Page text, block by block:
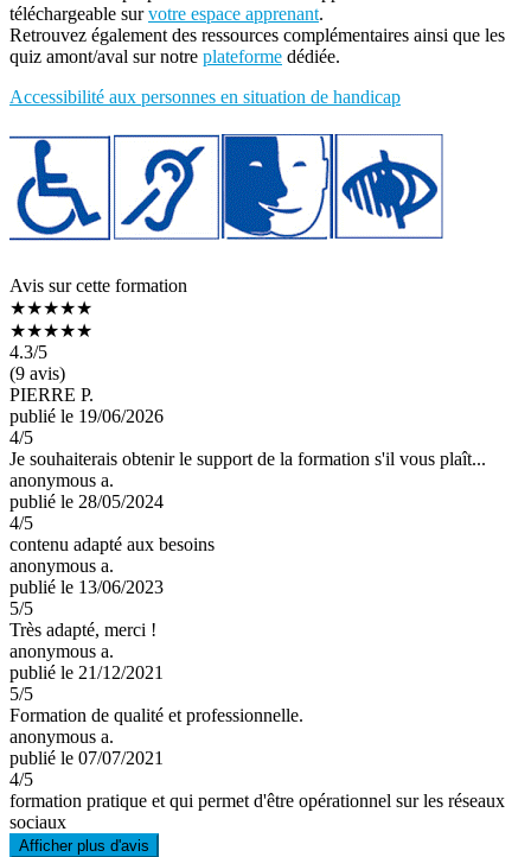
téléchargeable survotre espace apprenant.
Retrouvez également des ressources complémentaires ainsi que les
quiz amont/aval sur notre plateforme dédiée.
Accessibilité aux personnes en situation de handicap
Avis sur cette formation
★★★★★
★★★★★
4.3/5
(9 avis)
PIERRE P.
publié le 19/06/2026
4/5
Je souhaiterais obtenir le support de la formation s'il vous plaît...
anonymous a.
publié le 28/05/2024
4/5
contenu adapté aux besoins
anonymous a.
publié le 13/06/2023
5/5
Très adapté, merci !
anonymous a.
publié le 21/12/2021
5/5
Formation de qualité et professionnelle.
anonymous a.
publié le 07/07/2021
4/5
formation pratique et qui permet d'être opérationnel sur les réseaux
sociaux
Afficher plus d'avis